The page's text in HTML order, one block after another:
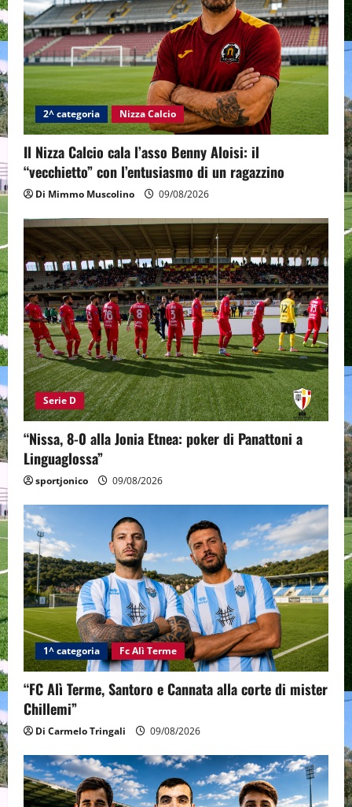
2^ categoria Nizza Calcio
Il Nizza Calcio cala l’asso Benny Aloisi: il
“vecchietto” con l’entusiasmo di un ragazzino
Di Mimmo Muscolino 09/08/2026
Serie D
“Nissa, 8-0 alla Jonia Etnea: poker di Panattoni a
Linguaglossa”
sportjonico 09/08/2026
1^ categoria Fc Alì Terme
“FC Alì Terme, Santoro e Cannata alla corte di mister
Chillemi”
Di Carmelo Tringali 09/08/2026